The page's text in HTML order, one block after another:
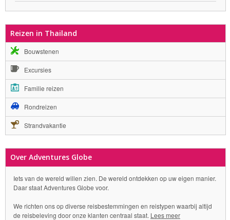
Reizen in Thailand
Bouwstenen
Excursies
Familie reizen
Rondreizen
Strandvakantie
Over Adventures Globe
Iets van de wereld willen zien. De wereld ontdekken op uw eigen manier.
Daar staat Adventures Globe voor.
We richten ons op diverse reisbestemmingen en reistypen waarbij altijd
de reisbeleving door onze klanten centraal staat. Lees meer